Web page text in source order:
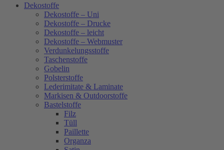
Dekostoffe
Dekostoffe – Uni
Dekostoffe – Drucke
Dekostoffe – leicht
Dekostoffe – Webmuster
Verdunkelungsstoffe
Taschenstoffe
Gobelin
Polsterstoffe
Lederimitate & Laminate
Markisen & Outdoorstoffe
Bastelstoffe
Filz
Tüll
Paillette
Organza